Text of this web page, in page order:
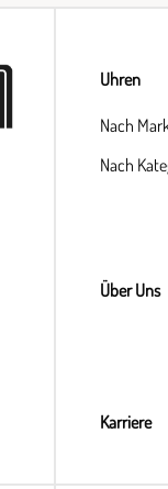
Uhren
Nach
Nach
Über Uns
Karriere